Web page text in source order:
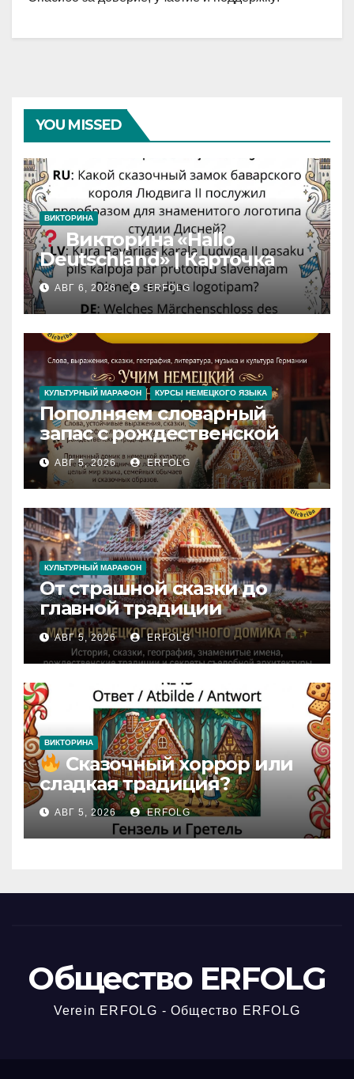
YOU MISSED
ВИКТОРИНА
Викторина «Hallo
Deutschland» | Карточка
№46
Замок вдохновения
Iedvesmas pils / Schloss der
Inspiration
АВГ 6, 2026 ERFOLG
КУЛЬТУРНЫЙ МАРАФОН КУРСЫ НЕМЕЦКОГО ЯЗЫКА
Пополняем словарный
запас с рождественской
сказкой! Учим немецкий
вместе с Lebkuchenhaus
АВГ 5, 2026 ERFOLG
КУЛЬТУРНЫЙ МАРАФОН
От страшной сказки до
главной традиции
Рождества: секреты
немецкого пряничного
домика!
АВГ 5, 2026 ERFOLG
ВИКТОРИНА
Сказочный хоррор или
сладкая традиция?
Открываем секреты
вчерашней викторины!
АВГ 5, 2026 ERFOLG
Общество ERFOLG
Verein ERFOLG - Общество ERFOLG